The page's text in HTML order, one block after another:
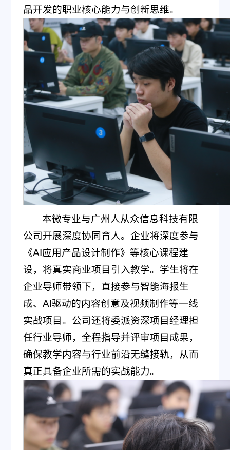
品开发的职业核心能力与创新思维。
本微专业与广州人从众信息科技有限
公司开展深度协同育人。企业将深度参与
《AI应用产品设计制作》等核心课程建
设，将真实商业项目引入教学。学生将在
企业导师带领下，直接参与智能海报生
成、AI驱动的内容创意及视频制作等一线
实战项目。公司还将委派资深项目经理担
任行业导师，全程指导并评审项目成果，
确保教学内容与行业前沿无缝接轨，从而
真正具备企业所需的实战能力。